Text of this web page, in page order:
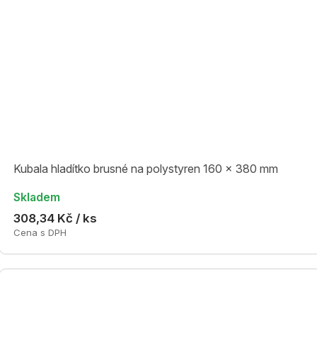
Kubala hladítko brusné na polystyren 160 x 380 mm
Skladem
308,34 Kč / ks
Cena s DPH